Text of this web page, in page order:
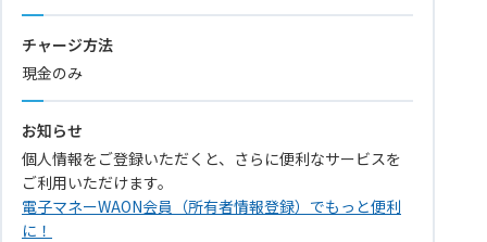
チャージ方法
現金のみ
お知らせ
個人情報をご登録いただくと、さらに便利なサービスを
ご利用いただけます。
電子マネーWAON会員（所有者情報登録）でもっと便利
に！